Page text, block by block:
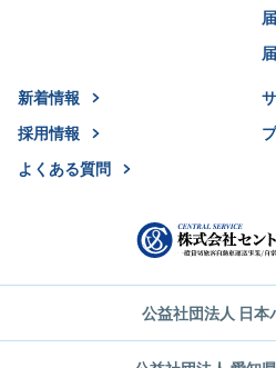
新着情報
採用情報
よくある質問
公益社団法人 日本